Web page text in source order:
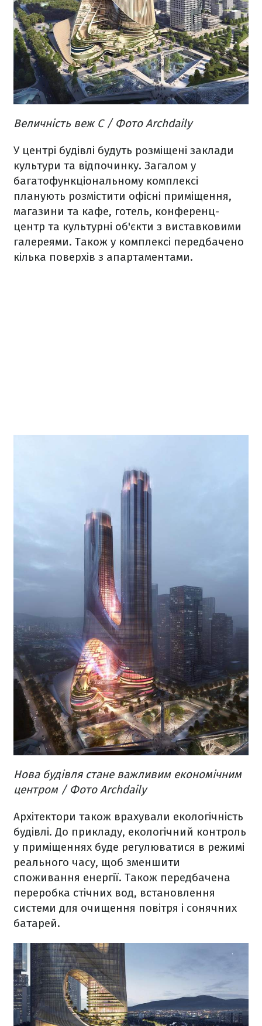
Величність веж С / Фото Archdaily
У центрі будівлі будуть розміщені заклади
культури та відпочинку. Загалом у
багатофункціональному комплексі
планують розмістити офісні приміщення,
магазини та кафе, готель, конференц-
центр та культурні об'єкти з виставковими
галереями. Також у комплексі передбачено
кілька поверхів з апартаментами.
Нова будівля стане важливим економічним
центром / Фото Archdaily
Архітектори також врахували екологічність
будівлі. До прикладу, екологічний контроль
у приміщеннях буде регулюватися в режимі
реального часу, щоб зменшити
споживання енергії. Також передбачена
переробка стічних вод, встановлення
системи для очищення повітря і сонячних
батарей.